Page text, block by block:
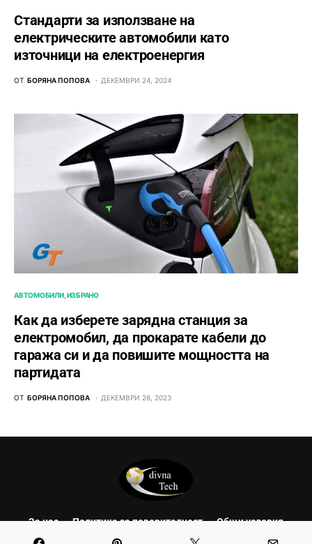
Стандарти за използване на
електрическите автомобили като
източници на електроенергия
ОТ БОРЯНА ПОПОВА ДЕКЕМВРИ 24, 2024
АВТОМОБИЛИ ИЗБРАНО
Как да изберете зарядна станция за
електромобил, да прокарате кабели до
гаража си и да повишите мощността на
партидата
ОТ БОРЯНА ПОПОВА ДЕКЕМВРИ 26, 2023
За нас Политика за поверителност Общи условия